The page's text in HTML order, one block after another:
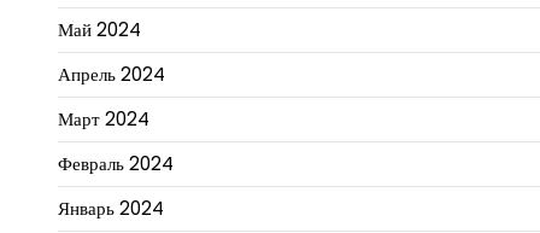
Май 2024
Апрель 2024
Март 2024
Февраль 2024
Январь 2024